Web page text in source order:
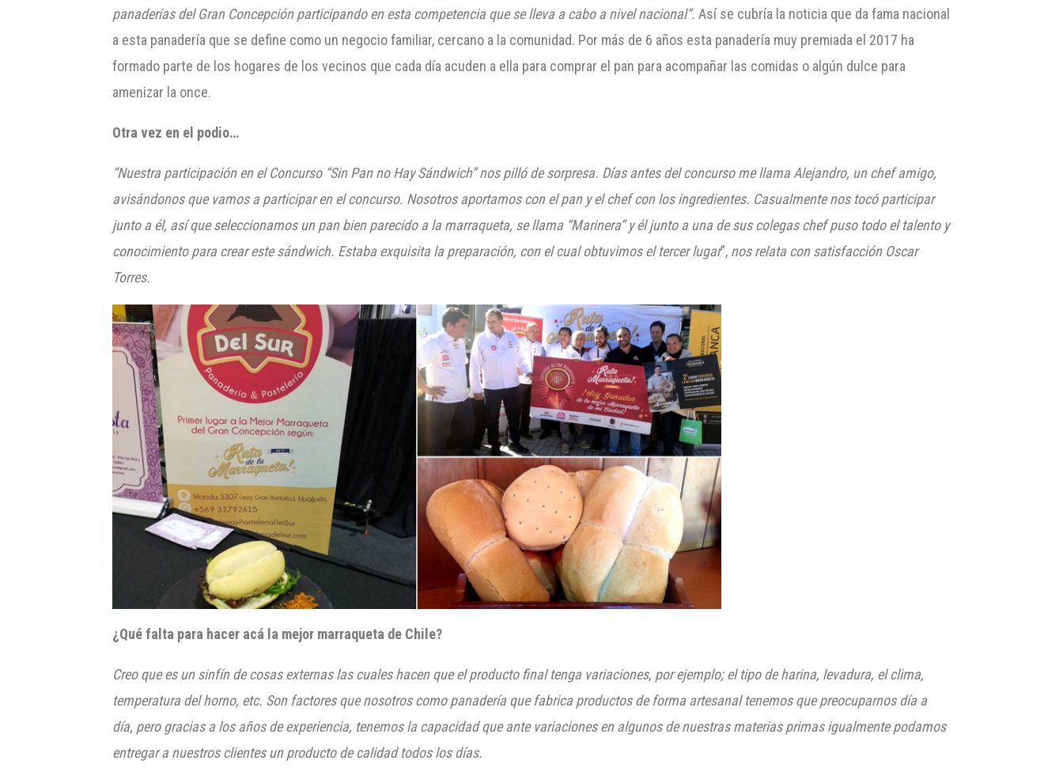
panaderías del Gran Concepción participando en esta competencia que se lleva a cabo a nivel nacional”. Así se cubría la noticia que da fama nacional
a esta panadería que se define como un negocio familiar, cercano a la comunidad. Por más de 6 años esta panadería muy premiada el 2017 ha
formado parte de los hogares de los vecinos que cada día acuden a ella para comprar el pan para acompañar las comidas o algún dulce para
amenizar la once.
Otra vez en el podio…
“Nuestra participación en el Concurso “Sin Pan no Hay Sándwich” nos pilló desorpresa. Días antes del concurso me llama Alejandro, un chef amigo,
avisándonos que vamos a participaren el concurso. Nosotros aportamos con el pan yel chef con los ingredientes. Casualmente nos tocó participar
junto a él, así que seleccionamos un pan bien parecido a la marraqueta, se llama “Marinera” y él junto a una de sus colegas chef puso todo el talento y
conocimiento para crear este sándwich. Estaba exquisita la preparación, con el cualobtuvimos el tercer lugar”, nos relata con satisfacción Oscar
Torres.
¿Qué falta para hacer acá la mejor marraqueta de Chile?
Creo que es un sinfín de cosas externas las cuales hacen que el producto final tenga variaciones, por ejemplo;el tipo de harina, levadura, el clima,
temperatura del horno, etc. Son factores que nosotros como panadería que fabrica productos de forma artesanaltenemos que preocuparnos día a
día, pero gracias a los años de experiencia, tenemos la capacidad que ante variaciones en algunos de nuestras materias primasigualmente podamos
entregar a nuestros clientes un producto de calidad todos los días.